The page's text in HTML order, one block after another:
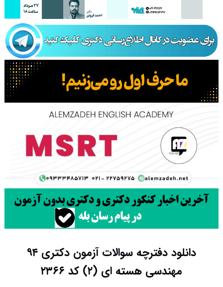
دانلود دفترچه سوالات آزمون دکتری ۹۴
مهندسی هسته ای (۲) کد ۲۳۶۶